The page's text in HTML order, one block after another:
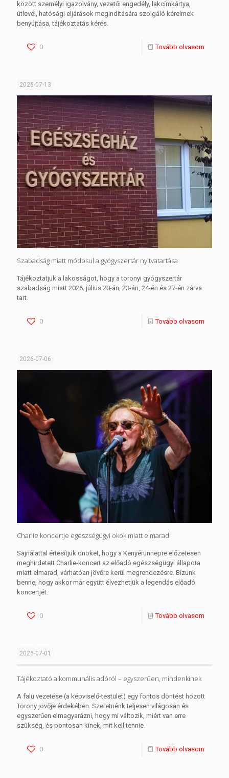
között személyi igazolvány, vezetői engedély, lakcímkártya,
útlevél, hatósági eljárások megindítására szolgáló kérelmek
benyújtása, tájékoztatás kérés.
0 Tovább olvasom
2026-07-13
Szabadság miatt módosul a gyógyszertár nyitvatartása
Tájékoztatjuk a lakosságot, hogy a toronyi gyógyszertár
szabadság miatt 2026. július 20-án, 23-án, 24-én és 27-én zárva
tart.
0 Tovább olvasom
2026-07-06
Charlie koncertje egészségügyi okok miatt elmarad
Sajnálattal értesítjük önöket, hogy a Kenyérünnepre előzetesen
meghirdetett Charlie-koncert az előadó egészségügyi állapota
miatt elmarad, várhatóan jövőre kerül megrendezésre. Bízunk
benne, hogy akkor már együtt élvezhetjük a legendás előadó
koncertjét.
0 Tovább olvasom
2026-07-01
Tájékoztató a kommunális adóról – egyszerűen, mindenkinek
A falu vezetése (a képviselő-testület) egy fontos döntést hozott
Torony jövője érdekében. Szeretnénk teljesen világosan és
egyszerűen elmagyarázni, hogy mi változik, miért van erre
szükség, és pontosan kinek, mit kell tennie.
0 Tovább olvasom